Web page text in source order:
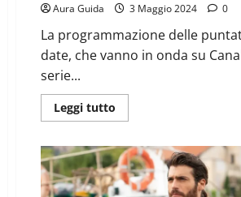
Aura Guida 3 Maggio 2024 0
La programmazione delle
date, che vanno in onda su
serie...
Leggi tutto